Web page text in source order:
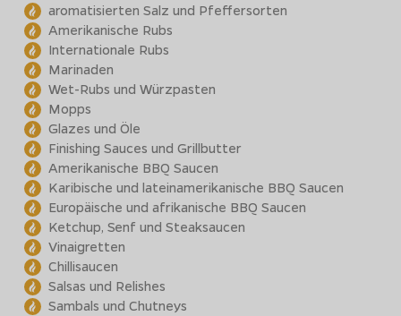
aromatisierten Salz und Pfeffersorten
Amerikanische Rubs
Internationale Rubs
Marinaden
Wet-Rubs und Würzpasten
Mopps
Glazes und Öle
Finishing Sauces und Grillbutter
Amerikanische BBQ Saucen
Karibische und lateinamerikanische BBQ Saucen
Europäische und afrikanische BBQ Saucen
Ketchup, Senf und Steaksaucen
Vinaigretten
Chillisaucen
Salsas und Relishes
Sambals und Chutneys